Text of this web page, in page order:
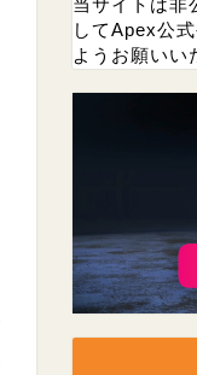
してApex公
ようお願いい